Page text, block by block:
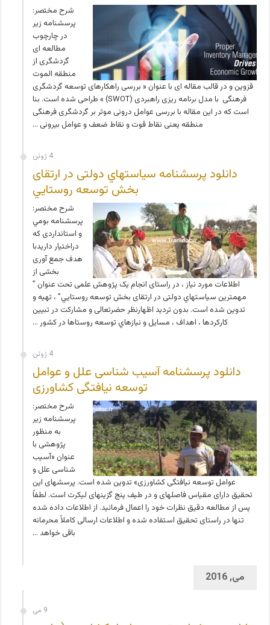
شرح مختصر:
پرسشنامه زیر
در چارچوب
مطالعه ای
گردشگری از
منطقه الموت
قزوین و در قالب مقاله ای با عنوان « بررسی راهکارهای توسعه گردشگری
فرهنگی با مدل برنامه ریزی راهبردی (SWOT) » طراحی شده است. بنا
است که در این مقاله با بررسی عوامل درونی موثر بر گردشگری فرهنگی
منطقه یعنی نقاط قوت و نقاط ضعف و عوامل بیرونی …
4 ژوئن
دانلود پرسشنامه سياستهاي دولتی در ارتقای
بخش توسعه روستايي
شرح مختصر:
پرسشنامه بومي
و استانداردی که
دراختيار داريدبا
هدف جمع آوری
بخشی از
اطلاعات مورد نیاز ، در راستای انجام یک پژوهش علمی تحت عنوان ”
مهمترین سياستهاي دولتی در ارتقای بخش توسعه روستايي” ، تهیه و
تدوین شده است. بدون تردید اظهارنظر حضرتعالی و مشاركت در تبيين
كاركردها ، اهداف ، مسايل و نيازهاي توسعه روستاها در كشور …
4 ژوئن
دانلود پرسشنامه آسیب شناسی علل و عوامل
توسعه نیافتگی کشاورزی
شرح مختصر:
پرسشنامه زیر
به منظور
پژوهشی با
عنوان «آسیب
شناسی علل و
عوامل توسعه نیافتگی کشاورزی»‏‏ تدوین شده است. پرسش­های این
تحقیق دارای مقیاس فاصله­ای و در طیف پنج گزینه­ای لیکرت است. لطفاً
پس از مطالعه دقیق نظرات خود را اعمال فرمائید. از اطلاعات داده شده
تنها در راستای تحقیق استفاده شده و اطلاعات ارسالی کاملاً محرمانه
باقی خواهد …
می, 2016
9 می